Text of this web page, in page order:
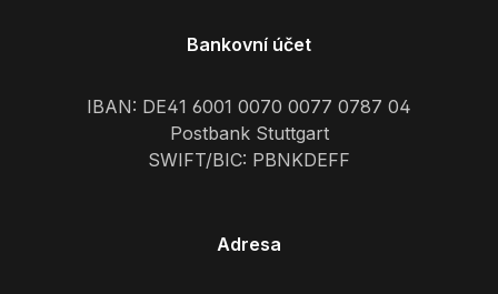
Bankovní účet
IBAN: DE41 6001 0070 0077 0787 04
Postbank Stuttgart
SWIFT/BIC: PBNKDEFF
Adresa